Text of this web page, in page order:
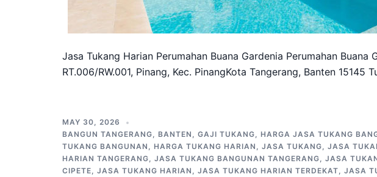
Jasa Tukang Harian Perumahan Buana Gardenia Perumahan Buana
RT.006/RW.001, Pinang, Kec. PinangKota Tangerang, Banten 15145
MAY 30, 2026
BANGUN TANGERANG, BANTEN , GAJI TUKANG, HARGA JASA TUKANG
TUKANG BANGUNAN , HARGA TUKANG HARIAN , JASA TUKANG, JASA
HARIAN TANGERANG, JASA TUKANG BANGUNAN TANGERANG, JASA
CIPETE, JASA TUKANG HARIAN , JASA TUKANG HARIAN TERDEKAT, JASA